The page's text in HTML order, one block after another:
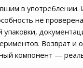
в употреблении.
не
Возврат и
компонент —